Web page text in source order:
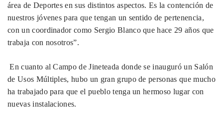
área de Deportes en sus distintos aspectos. Es la contención de
nuestros jóvenes para que tengan un sentido de pertenencia,
con un coordinador como Sergio Blanco que hace 29 años que
trabaja con nosotros”.
En cuanto al Campo de Jineteada donde se inauguró un Salón
de Usos Múltiples, hubo un gran grupo de personas que mucho
ha trabajado para que el pueblo tenga un hermoso lugar con
nuevas instalaciones.